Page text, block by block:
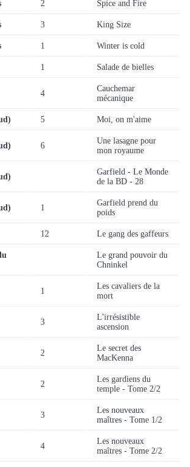
2 Spice and Fire
3 King Size
1 Winter is cold
1 Salade de bielles
4
Cauchemar
mécanique
5 Moi, on m'aime
6
Une lasagne pour
mon royaume
Garfield - Le Monde
de la BD - 28
1
Garfield prend du
poids
12 Le gang des gaffeurs
Le grand pouvoir du
Chninkel
1
Les cavaliers de la
mort
3
L'irrésistible
ascension
2
Le secret des
MacKenna
2
Les gardiens du
temple - Tome 2/2
3
Les nouveaux
maîtres - Tome 1/2
4
Les nouveaux
maîtres - Tome 2/2